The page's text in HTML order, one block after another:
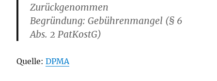
Zurückgenommen
Begründung: Gebührenmangel (§ 6
Abs. 2 PatKostG)
Quelle:DPMA